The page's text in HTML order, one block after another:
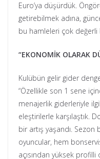
Euro’ya düşürdük.
getirebilmek adına,
bu hamleleri çok değerli
“EKONOMİK OLARAK
Kulübün gelir gider
“Özellikle son 1 sene
menajerlik giderleriyle
eleştirilerle karşılaştık.
bir artış yaşandı.
oyuncular, hem
açısından yüksek